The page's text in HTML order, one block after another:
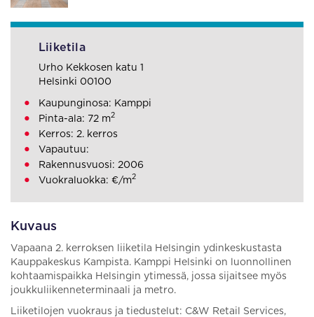
Kuvaus
Vapaana 2. kerroksen liiketila Helsingin ydinkeskustasta
Kauppakeskus Kampista. Kamppi Helsinki on luonnollinen
kohtaamispaikka Helsingin ytimessä, jossa sijaitsee myös
joukkuliikenneterminaali ja metro.
Liiketilojen vuokraus ja tiedustelut: C&W Retail Services,
Liiketila
Urho Kekkosen katu 1
Helsinki 00100
Kaupunginosa: Kamppi
Pinta-ala: 72 m2
Kerros: 2. kerros
Vapautuu:
Rakennusvuosi: 2006
Vuokraluokka: €/m2